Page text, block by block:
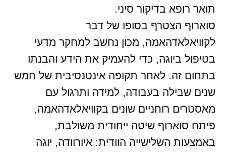
תואר רופא בדיקור סיני.
סוארוף הצטרף בסופו של דבר
לקוויאלאדהאמה, מכון נחשב למחקר מדעי
בטיפול ביוגה, כדי להעמיק את הידע והבנתו
בתחום זה. לאחר תקופה אינטנסיבית של חמש
שנים שבילה בעבודה, למידה ותרגול עם
מאסטרים רוחניים שונים בקוויאלאדהאמה,
פיתח סוארוף שיטה ייחודית משולבת,
באמצעות השלישייה הוודית: איורוודה, יוגה